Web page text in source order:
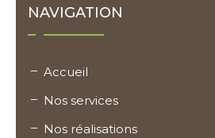
NAVIGATION
Accueil
Nos services
Nos réalisations